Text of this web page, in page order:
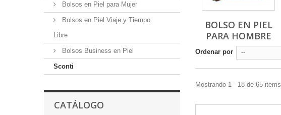
Bolsos en Piel para Mujer
Bolsos en Piel Viaje y Tiempo
Libre
Bolsos Business en Piel
Sconti
CATÁLOGO
BOLSO EN PIEL
PARA HOMBRE
Ordenar por --
Mostrando 1 - 18 de 65 items